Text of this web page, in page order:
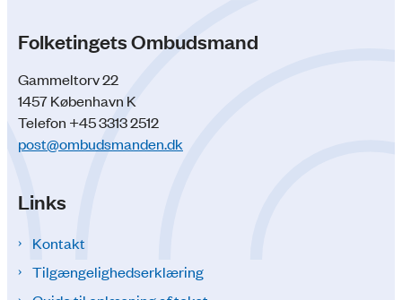
Folketingets Ombudsmand
Gammeltorv 22
1457 København K
Telefon +45 3313 2512
post@ombudsmanden.dk
Links
Kontakt
Tilgængelighedserklæring